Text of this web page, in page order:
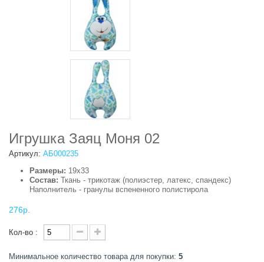
Игрушка Заяц Моня 02
Артикул: АБ000235
Размеры: 19х33
Состав: Ткань - трикотаж (полиэстер, латекс, спандекс)
Наполнитель - гранулы вспененного полистирола
276р.
Кол-во :
Минимальное количество товара для покупки: 5